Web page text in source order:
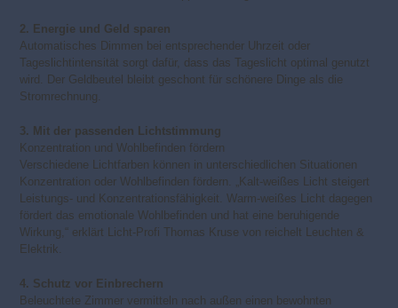
2. Energie und Geld sparen
Automatisches Dimmen bei entsprechender Uhrzeit oder
Tageslichtintensität sorgt dafür, dass das Tageslicht optimal genutzt
wird. Der Geldbeutel bleibt geschont für schönere Dinge als die
Stromrechnung.
3. Mit der passenden Lichtstimmung
Konzentration und Wohlbefinden fördern
Verschiedene Lichtfarben können in unterschiedlichen Situationen
Konzentration oder Wohlbefinden fördern. „Kalt-weißes Licht steigert
Leistungs- und Konzentrationsfähigkeit. Warm-weißes Licht dagegen
fördert das emotionale Wohlbefinden und hat eine beruhigende
Wirkung,“ erklärt Licht-Profi Thomas Kruse von reichelt Leuchten &
Elektrik.
4. Schutz vor Einbrechern
Beleuchtete Zimmer vermitteln nach außen einen bewohnten